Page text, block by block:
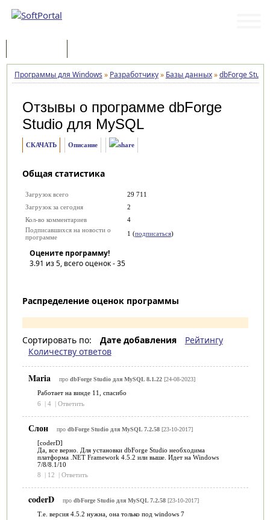
Программы для Windows » Разработчику» Базы данных»dbForge
Отзывы о программе dbForge
Studio для MySQL
СКАЧАТЬ Описание
Общая статистика
Загрузок всего
29 711
Загрузок за сегодня
2
Кол-во комментариев
4
Подписавшихся на новости о
программе
1 (подписаться)
Оцените программу!
3.91 из 5, всего оценок -35
Распределение оценок программы
Сортировать по: Дате добавления
Рейтингу
Количеству ответов
Maria про dbForge Studio для MySQL 8.1.22[24-08-2023]
Работает на винде 11, спасибо
6
| 4 | Ответить
Слон про dbForge Studio для MySQL 7.2.58[23-10-2017]
[coderD]
Да, все верно. Для установки dbForge Studio необходима
платформа .NET Framework 4.5.2 или выше. Идет на Windows
7/8/8.1/10
8
| 12 | Ответить
coderD про dbForge Studio для MySQL 7.2.58[23-10-2017]
Т.е. версия 4.5.2 нужна, она только под windows 7